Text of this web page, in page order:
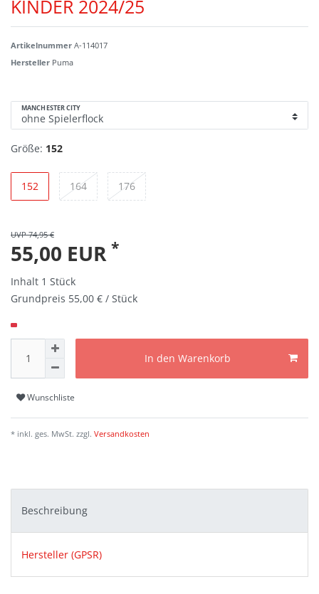
KINDER 2024/25
Artikelnummer A-114017
Hersteller Puma
MANCHESTER CITY
Größe: 152
152 164 176
UVP 74,95 €
55,00 EUR *
Inhalt 1 Stück
Grundpreis 55,00 € / Stück
In den Warenkorb
Wunschliste
* inkl. ges. MwSt. zzgl. Versandkosten
Beschreibung
Hersteller (GPSR)